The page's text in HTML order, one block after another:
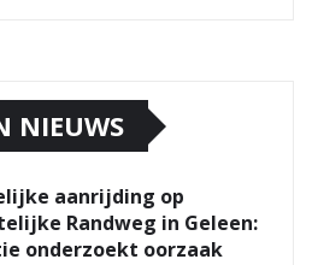
NIEUWS
aanrijding op
Randweg in Geleen:
onderzoekt oorzaak